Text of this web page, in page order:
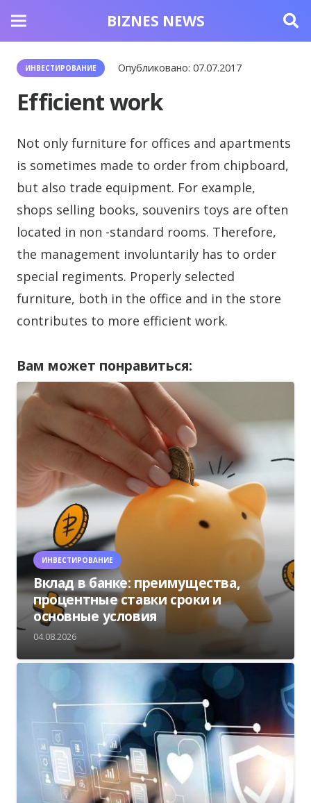
BIZNES NEWS
ИНВЕСТИРОВАНИЕ Опубликовано:07.07.2017
Efficient work
Not only furniture for offices and apartments
is sometimes made to order from chipboard,
but also trade equipment. For example,
shops selling books, souvenirs toys are often
located in non -standard rooms. Therefore,
the management involuntarily has to order
special regiments. Properly selected
furniture, both in the office and in the store
contributes to more efficient work.
Вам может понравиться:
ИНВЕСТИРОВАНИЕ
Вклад в банке: преимущества,
процентные ставки сроки и
основные условия
04.08.2026